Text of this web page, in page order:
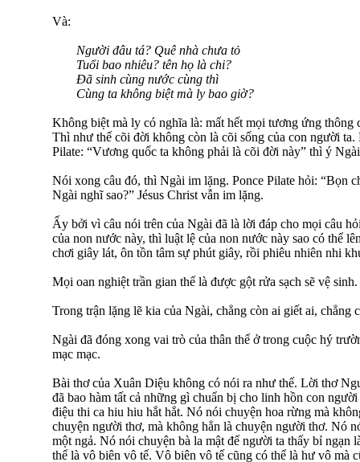
Và:
Người đâu tá? Quê nhà chưa tỏ
Tuổi bao nhiêu? tên họ là chi?
Đã sinh cùng nước cùng thì
Cùng ta không biệt mà ly bao giờ?
Không biệt mà ly có nghĩa là: mất hết mọi tương ứng thông
Thì như thế cõi đời không còn là cõi sống của con người ta.
Pilate: “Vương quốc ta không phải là cõi đời này” thì ý
Nói xong câu đó, thì Ngài im lặng. Ponce Pilate hỏi: “Bọn
Ngài nghĩ sao?” Jésus Christ vẫn im lặng.
Ấy bởi vì câu nói trên của Ngài đã là lời đáp cho mọi câu
của non nước này, thì luật lệ của non nước này sao có thể
chơi giây lát, ôn tồn tâm sự phút giây, rồi phiêu nhiên nhi
Mọi oan nghiệt trần gian thế là được gột rửa sạch sẽ vệ sinh.
Trong trận lặng lẽ kia của Ngài, chẳng còn ai giết ai,
Ngài đã đóng xong vai trò của thân thể ở trong cuộc hý
mạc mạc.
Bài thơ của Xuân Diệu không có nói ra như thế. Lời thơ
đã bao hàm tất cả những gì chuẩn bị cho linh hồn con
điệu thi ca hiu hiu hắt hắt. Nó nói chuyện hoa rừng mà
chuyện người thơ, mà không hẳn là chuyện người thơ. Nó
một ngả. Nó nói chuyện bà la mật để người ta thấy bỉ ngạn
thể là vô biên vô tế. Vô biên vô tế cũng có thể là hư vô mà